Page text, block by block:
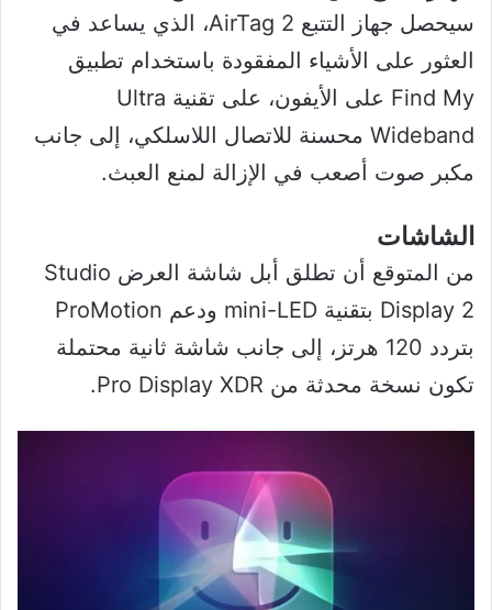
سيحصل جهاز التتبع AirTag 2، الذي يساعد في
العثور على الأشياء المفقودة باستخدام تطبيق
Find My على الأيفون، على تقنية Ultra
Wideband محسنة للاتصال اللاسلكي، إلى جانب
مكبر صوت أصعب في الإزالة لمنع العبث.
الشاشات
من المتوقع أن تطلق أبل شاشة العرض Studio
Display 2 بتقنية mini-LED ودعم ProMotion
بتردد 120 هرتز، إلى جانب شاشة ثانية محتملة
تكون نسخة محدثة من Pro Display XDR.